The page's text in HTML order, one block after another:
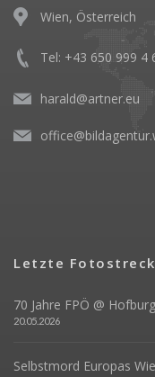
Wien, Österreich
Tel: +43 650 999 4
harald@artner.eu
Letzte
70 Jahre FPÖ @ Hofburg
20.05.2026
Selbstmord Europas